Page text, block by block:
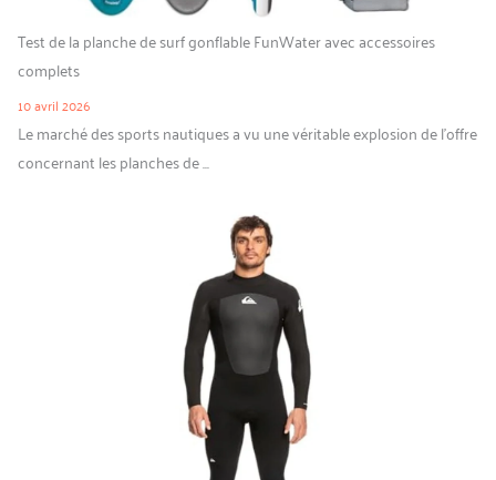
Test de la planche de surf gonflable FunWater avec accessoires
complets
10 avril 2026
Le marché des sports nautiques a vu une véritable explosion de l’offre
concernant les planches de ...